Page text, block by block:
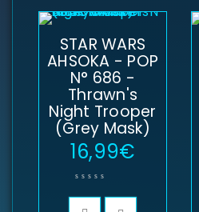
CONNECTER
ou e-mail*
STAR WARS
AHSOKA - POP
N° 686 -
Thrawn's
Night Trooper
(Grey Mask)
16,99€